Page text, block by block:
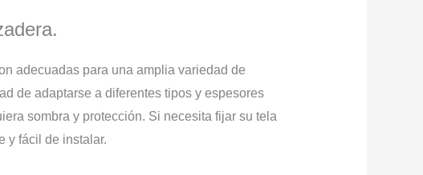
adecuadas para una amplia variedad de
de adaptarse a diferentes tipos y espesores
sombra y protección. Si necesita fijar su tela
y fácil de instalar.